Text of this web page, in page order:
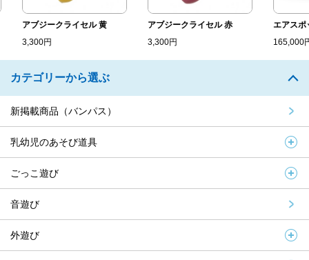
アブジークライセル 黄
3,300円
アブジークライセル 赤
3,300円
エアスポッ
165,000円
カテゴリーから選ぶ
新掲載商品（バンパス）
乳幼児のあそび道具
ごっこ遊び
音遊び
外遊び